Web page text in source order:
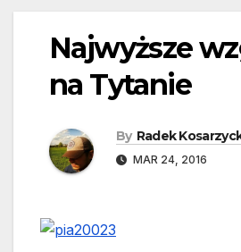
Najwyższe
na Tytanie
By Radek
MAR 24, 2016